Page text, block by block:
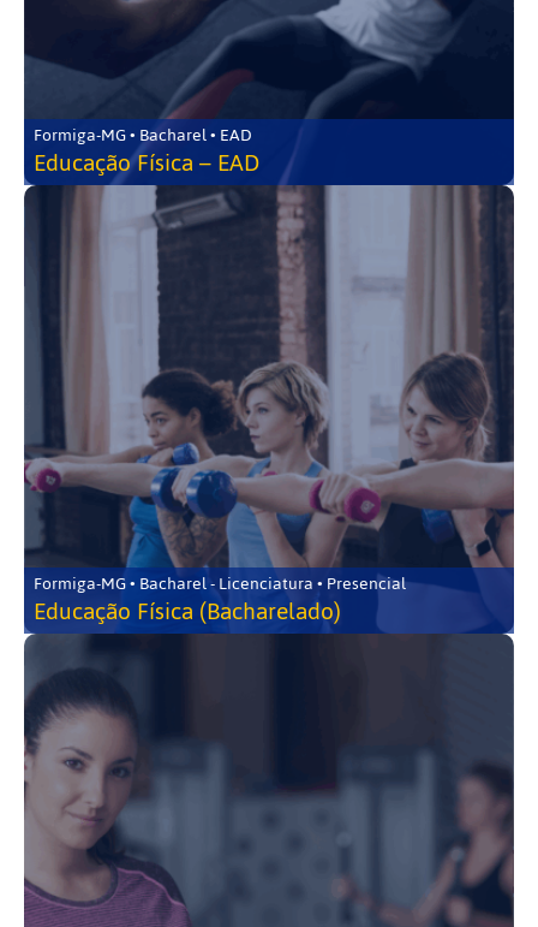
Formiga-MG • Bacharel • EAD
Educação Física – EAD
Formiga-MG • Bacharel - Licenciatura • Presencial
Educação Física (Bacharelado)